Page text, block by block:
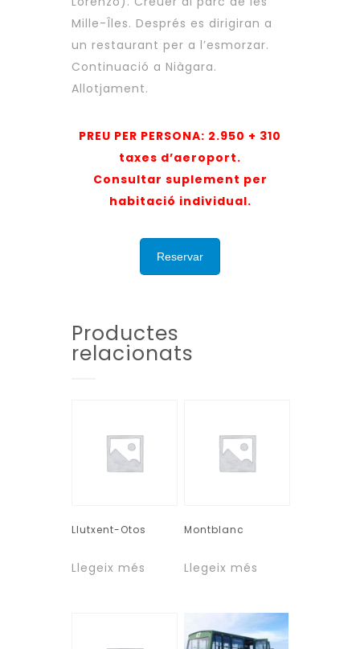
Mille-Îles. Després es dirigiran a
un restaurant per a l’esmorzar.
Continuació a Niàgara.
Allotjament.
PREU PER PERSONA: 2.950 + 310
taxes d’aeroport.
Consultar suplement per
habitació individual.
Reservar
Productes
relacionats
Llutxent-Otos
Llegeix més
Montblanc
Llegeix més